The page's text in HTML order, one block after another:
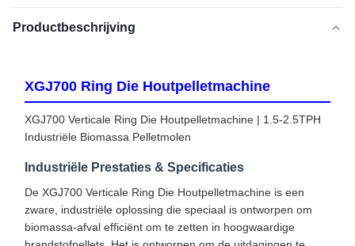
Productbeschrijving
XGJ700 Ring Die Houtpelletmachine
XGJ700 Verticale Ring Die Houtpelletmachine | 1.5-2.5TPH
Industriële Biomassa Pelletmolen
Industriële Prestaties & Specificaties
De XGJ700 Verticale Ring Die Houtpelletmachine is een
zware, industriële oplossing die speciaal is ontworpen om
biomassa-afval efficiënt om te zetten in hoogwaardige